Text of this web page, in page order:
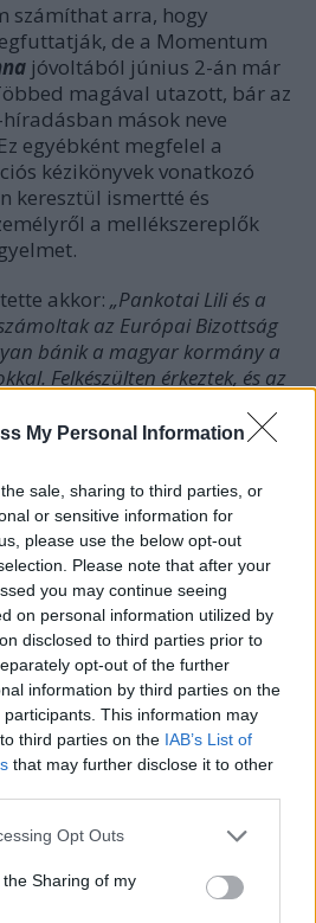
My Personal Information
sale, sharing to third parties, or
or sensitive information for
please use the below opt-out
Please note that after your
you may continue seeing
on personal information utilized by
disclosed to third parties prior to
opt-out of the further
information by third parties on the
participants. This information may
third parties on the IAB’s List of
that may further disclose it to other
app uses one or more Google
usage behaviour. You may click to
Google and its third-party tags to
Opt Outs
Sharing of my
számíthat arra, hogy
de a Momentum
jóvoltából június 2-án már
magával utazott, bár az
mások neve
egyébként megfelel a
kézikönyvek vonatkozó
keresztül ismertté és
a mellékszereplők
akkor: „Pankotai Lili és a
az Európai Bizottság
bánik a magyar kormány a
Felkészülten érkeztek, és az
a NER 13 éve alatt”.Lássuk
Pankotaitavaly október 23-
beszédével egy
fel, mert szerda este átfutva a
is elém került egy mém. Rajta
és bizonyosBalogh Petya
arccal. Mindketten
be azoknak, akik
a hazai oktatási